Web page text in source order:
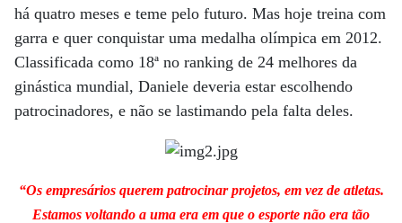
há quatro meses e teme pelo futuro. Mas hoje treina com
garra e quer conquistar uma medalha olímpica em 2012.
Classificada como 18ª no ranking de 24 melhores da
ginástica mundial, Daniele deveria estar escolhendo
patrocinadores, e não se lastimando pela falta deles.
“Os empresários querem patrocinar projetos, em vez de atletas.
Estamos voltando a uma era em que o esporte não era tão